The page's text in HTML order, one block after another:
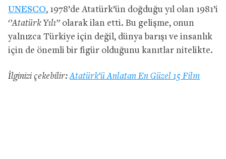
UNESCO, 1978’de Atatürk’ün doğduğu yıl olan 1981’i
‘’Atatürk Yılı’’ olarak ilan etti. Bu gelişme, onun
yalnızca Türkiye için değil, dünya barışı ve insanlık
için de önemli bir figür olduğunu kanıtlar nitelikte.
İlginizi çekebilir:Atatürk’ü Anlatan En Güzel 15 Film